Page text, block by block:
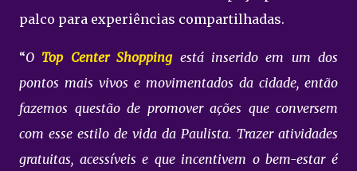
palco para experiências compartilhadas.
“O Top Center Shoppingestá inserido em um dos
pontos mais vivos e movimentados da cidade, então
fazemos questão de promover ações que conversem
com esse estilo de vida da Paulista. Trazer atividades
gratuitas, acessíveis e que incentivem o bem-estar é